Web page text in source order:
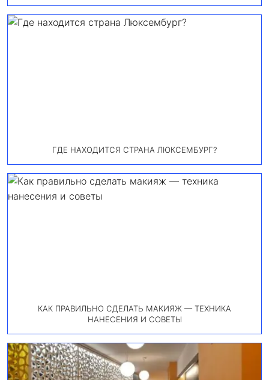
ГДЕ НАХОДИТСЯ СТРАНА ЛЮКСЕМБУРГ?
КАК ПРАВИЛЬНО СДЕЛАТЬ МАКИЯЖ — ТЕХНИКА
НАНЕСЕНИЯ И СОВЕТЫ